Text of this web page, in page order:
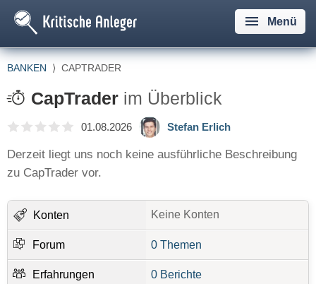
Menü
BANKEN ⟩ CAPTRADER
CapTrader im Überblick
01.08.2026 Stefan Erlich
Derzeit liegt uns noch keine ausführliche Beschreibung
zu CapTrader vor.
Konten Keine Konten
Forum 0 Themen
Erfahrungen 0 Berichte